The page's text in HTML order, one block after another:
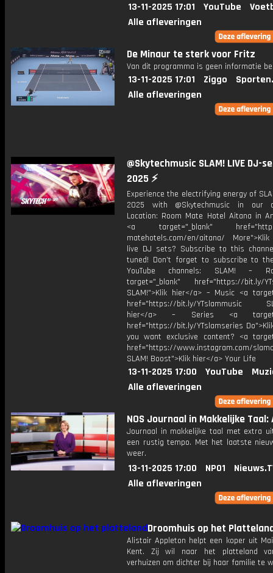
13-11-2025 17:01 YouTube
Alle afleveringen
De Minaur te sterk voor Fritz
Van dit programma is geen informatie
13-11-2025 17:01 Ziggo
Alle afleveringen
@Skytechmusic SLAM! LIVE DJ-
2025 ⚡
Experience the electrifying energy of
2025 with @Skytechmusic in our
Location: Room Mate Hotel Aitana in
<a target="_blank"
matehotels.com/en/aitana/
live DJ sets? Subscribe to this
tuned! Don’t forget to subscribe to
YouTube channels: SLAM! –
target="_blank" href="https://bit.ly/
SLAM!">Klik hier</a> – Music <a
href="https://bit.ly/YTslammusic
hier</a> – Series <a
href="https://bit.ly/YTslamseries
you want exclusive content? <a
href="https://www.instagram.com/
SLAM! Boost">Klik hier</a> Your Life
13-11-2025 17:00 YouTube
Alle afleveringen
NOS Journaal in Makkelijke Taal:
Journaal in makkelijke taal met extra
een rustig tempo. Met het laatste
weer.
13-11-2025 17:00 NPO1
Alle afleveringen
Droomhuis op het
Alistair Appleton helpt een koper uit
Kent. Zij wil naar het platteland
verhuizen om dichter bij haar familie te